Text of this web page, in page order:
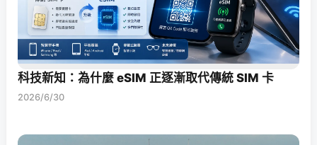
科技新知：為什麼 eSIM 正逐漸取代傳統 SIM 卡
2026/6/30